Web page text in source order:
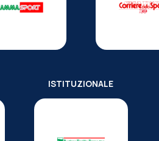
ISTITUZIONALE